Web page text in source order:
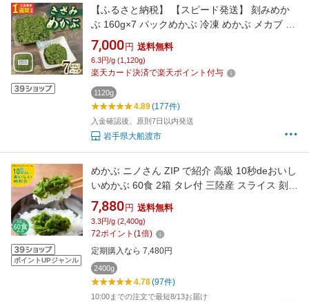
【ふるさと納税】 【スピード発送】 刻みめか
ぶ 160g×7 パックめかぶ 冷凍 めかぶ メカブ 手
作り 和食 海藻 小分け お手軽 海産物 朝ごはん
ねばねば きざみ 刻み 早く届く 味噌汁 ごはん
夕飯 おかず サラダ おすすめ 大船渡 三陸 岩手
7,000 円 送料無料
6.3円/g (1,120g)
楽天カード決済で楽天ポイント付与
1120g
4.89(177件)
入金確認後、原則7日以内発送
岩手県大船渡市
ポイントUPジャンル
めかぶ ニノさん ZIP で紹介 高級 10秒deおいし
いめかぶ 60食 2箱 タレ付 三陸産 スライス 刻み
きざみめかぶ 気仙沼 ネバネバ 海藻 メカブ 冷凍
国産 無添加 小腹すいた時 食べるもの ダイエッ
ト 朝ごはん 体にいい食べ物 手軽 ヘルシー食品
7,880 円 送料無料
3.3円/g (2,400g)
72ポイント (1倍)
定期購入なら 7,480円
2400g
4.78(97件)
10:00までの注文で最短8/13お届け